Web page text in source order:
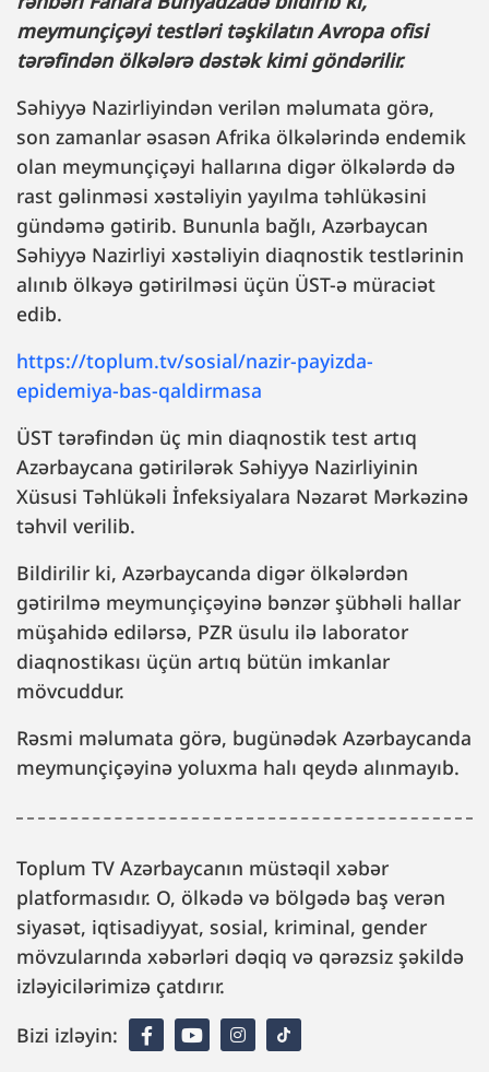
meymunçiçəyi testləri təşkilatın Avropa ofisi
tərəfindən ölkələrə dəstək kimi göndərilir.
Səhiyyə Nazirliyindən verilən məlumata görə,
son zamanlar əsasən Afrika ölkələrində endemik
olan meymunçiçəyi hallarına digər ölkələrdə də
rast gəlinməsi xəstəliyin yayılma təhlükəsini
gündəmə gətirib. Bununla bağlı, Azərbaycan
Səhiyyə Nazirliyi xəstəliyin diaqnostik testlərinin
alınıb ölkəyə gətirilməsi üçün ÜST-ə müraciət
edib.
https://toplum.tv/sosial/nazir-payizda-
epidemiya-bas-qaldirmasa
ÜST tərəfindən üç min diaqnostik test artıq
Azərbaycana gətirilərək Səhiyyə Nazirliyinin
Xüsusi Təhlükəli İnfeksiyalara Nəzarət Mərkəzinə
təhvil verilib.
Bildirilir ki, Azərbaycanda digər ölkələrdən
gətirilmə meymunçiçəyinə bənzər şübhəli hallar
müşahidə edilərsə, PZR üsulu ilə laborator
diaqnostikası üçün artıq bütün imkanlar
mövcuddur.
Rəsmi məlumata görə, bugünədək Azərbaycanda
meymunçiçəyinə yoluxma halı qeydə alınmayıb.
Toplum TV Azərbaycanın müstəqil xəbər
platformasıdır. O, ölkədə və bölgədə baş verən
siyasət, iqtisadiyyat, sosial, kriminal, gender
mövzularında xəbərləri dəqiq və qərəzsiz şəkildə
izləyicilərimizə çatdırır.
Bizi izləyin: